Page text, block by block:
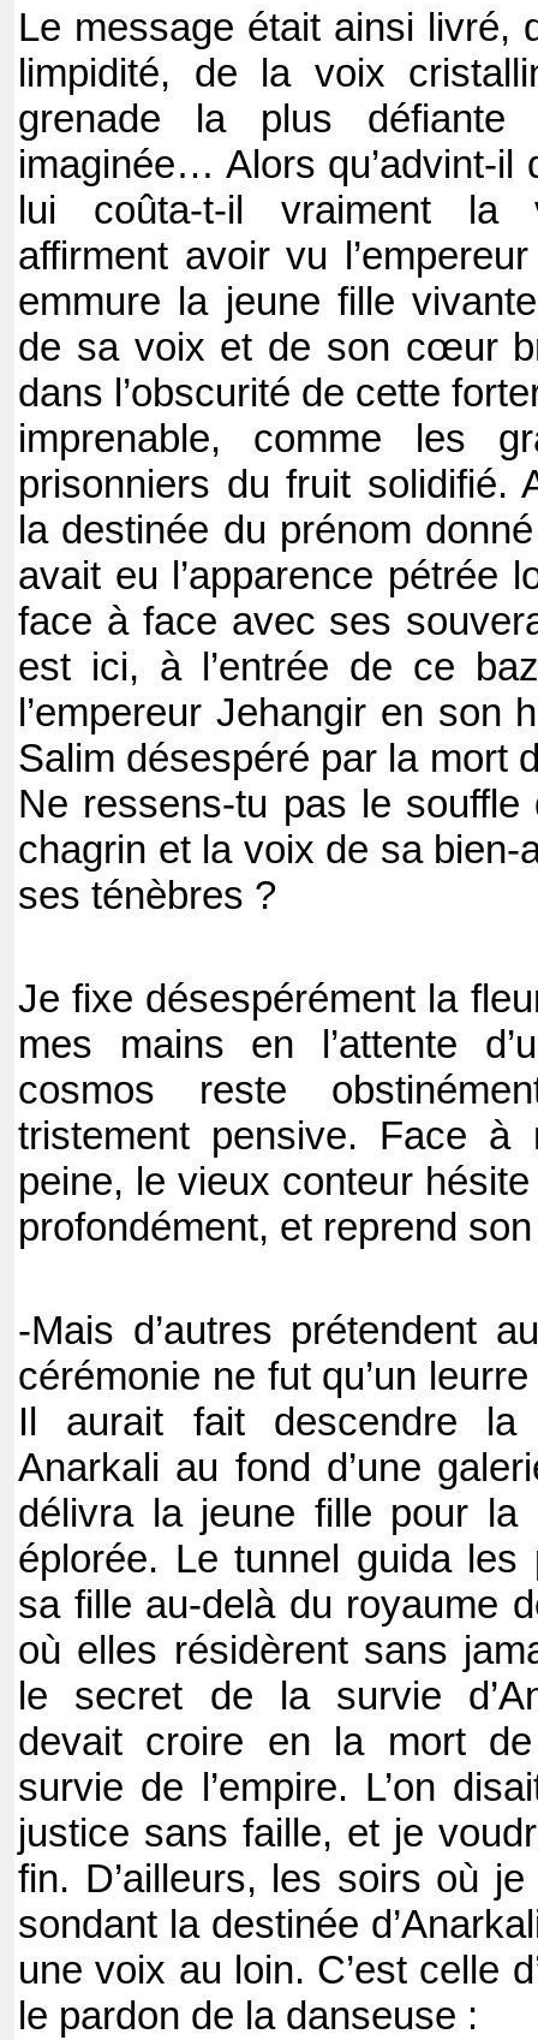
Le message était ainsi livré,
limpidité, de la voix
grenade la plus défiante
imaginée… Alors qu’advint-il
lui coûta-t-il vraiment la
affirment avoir vu
emmure la jeune fille
de sa voix et de son cœur
dans l’obscurité de cette
imprenable, comme les
prisonniers du fruit solidifié.
la destinée du prénom
avait eu l’apparence pétrée
face à face avec ses
est ici, à l’entrée de ce
l’empereur Jehangir en son
Salim désespéré par la mort
Ne ressens-tu pas le
chagrin et la voix de sa bien-
ses ténèbres ?
Je fixe désespérément la
mes mains en l’attente
cosmos reste
tristement pensive. Face
peine, le vieux conteur
profondément, et reprend
-Mais d’autres prétendent
cérémonie ne fut qu’un
Il aurait fait descendre la
Anarkali au fond d’une
délivra la jeune fille pour la
éplorée. Le tunnel guida
sa fille au-delà du royaume
où elles résidèrent sans
le secret de la survie
devait croire en la mort
survie de l’empire. L’on
justice sans faille, et je
fin. D’ailleurs, les soirs où
sondant la destinée
une voix au loin. C’est celle
le pardon de la danseuse :